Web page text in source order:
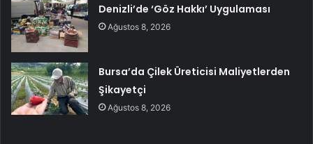
Denizli’de ‘Göz Hakkı’ Uygulaması
Ağustos 8, 2026
Bursa’da Çilek Üreticisi Maliyetlerden
Şikayetçi
Ağustos 8, 2026